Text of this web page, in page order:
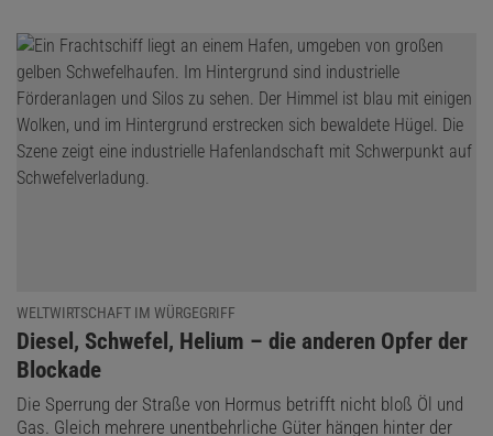
WELTWIRTSCHAFT IM WÜRGEGRIFF
:
Diesel, Schwefel, Helium – die anderen Opfer der
Blockade
Die Sperrung der Straße von Hormus betrifft nicht bloß Öl und
Gas. Gleich mehrere unentbehrliche Güter hängen hinter der